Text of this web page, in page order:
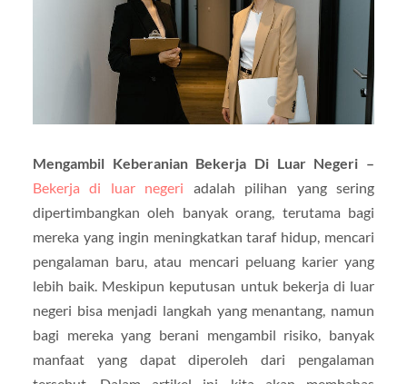
Mengambil Keberanian Bekerja Di Luar Negeri –
Bekerja di luar negeri adalah pilihan yang sering
dipertimbangkan oleh banyak orang, terutama bagi
mereka yang ingin meningkatkan taraf hidup, mencari
pengalaman baru, atau mencari peluang karier yang
lebih baik. Meskipun keputusan untuk bekerja di luar
negeri bisa menjadi langkah yang menantang, namun
bagi mereka yang berani mengambil risiko, banyak
manfaat yang dapat diperoleh dari pengalaman